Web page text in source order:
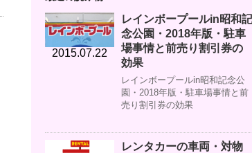
2015.07.22
レインボープールin昭和記
念公園・2018年版・駐車
場事情と前売り割引券の
効果
レインボープールin昭和記念公
園・2018年版・駐車場事情と前
売り割引券の効果
レンタカーの車両・対物